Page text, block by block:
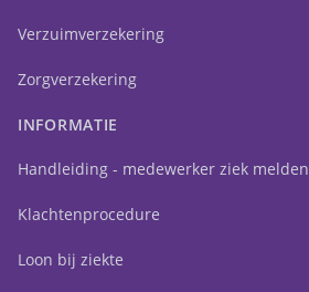
Verzuimverzekering
Zorgverzekering
INFORMATIE
Handleiding - medewerker ziek melden
Klachtenprocedure
Loon bij ziekte